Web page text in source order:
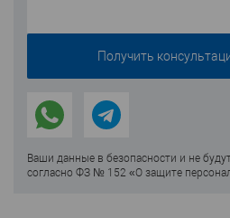
Ваши данные в безопасности и не
согласно ФЗ № 152 «О защите